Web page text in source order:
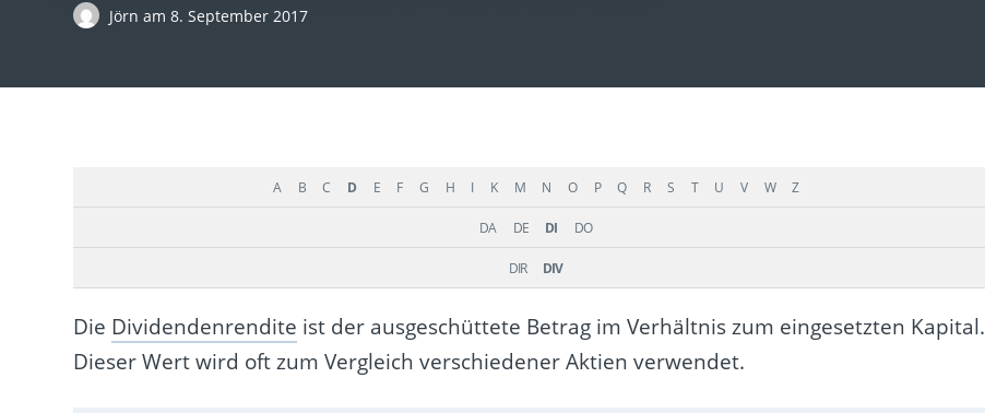
Jörnam 8. September 2017
A B C D E F G H I K M N O P Q R S T U V W Z
DA DE DI DO
DIR DIV
Die Dividendenrendite ist der ausgeschüttete Betrag im Verhältnis zum eingesetzten Kapital.
Dieser Wert wird oft zum Vergleich verschiedener Aktien verwendet.